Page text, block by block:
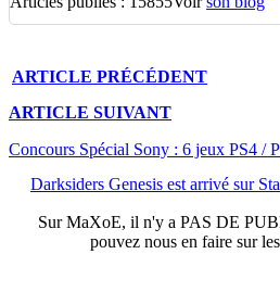
ARTICLE PRÉCÉDENT
ARTICLE SUIVANT
Concours Spécial Sony : 6 jeux PS4 /
Darksiders Genesis est arrivé sur
SurMaXoE, il n'y a PAS DE
pouvez nous en faire sur